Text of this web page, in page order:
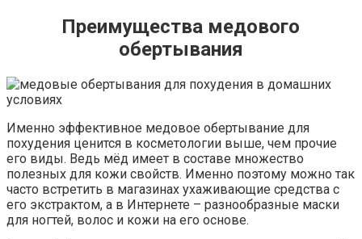
Преимущества медового
обертывания
Именно эффективное медовое обертывание для
похудения ценится в косметологии выше, чем прочие
его виды. Ведь мёд имеет в составе множество
полезных для кожи свойств. Именно поэтому можно так
часто встретить в магазинах ухаживающие средства с
его экстрактом, а в Интернете – разнообразные маски
для ногтей, волос и кожи на его основе.